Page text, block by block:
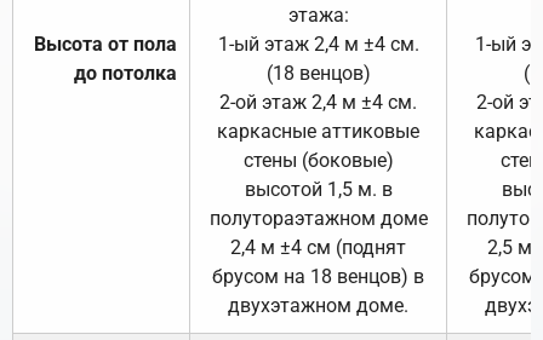
Высота от пола
до потолка
этажа:
1-ый этаж 2,4 м ±4 см.
(18 венцов)
2-ой этаж 2,4 м ±4 см.
каркасные аттиковые
стены (боковые)
высотой 1,5 м. в
полутораэтажном доме
2,4 м ±4 см (поднят
брусом на 18 венцов) в
двухэтажном доме.
1-ый
2-ой
2,5 м
брусом